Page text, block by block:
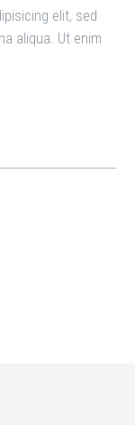
elit, sed
aliqua. Ut enim